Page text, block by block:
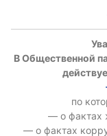
В Общественной
по
— о фактах
— о фактах